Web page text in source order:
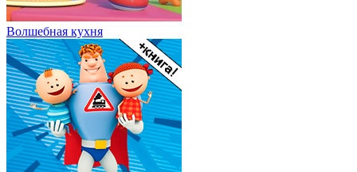
Волшебная кухня